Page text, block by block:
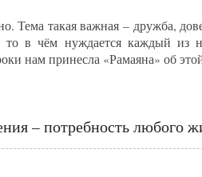
Тема такая важная – дружба,
то в чём нуждается каждый из
нам принесла «Рамаяна» об
– потребность любого